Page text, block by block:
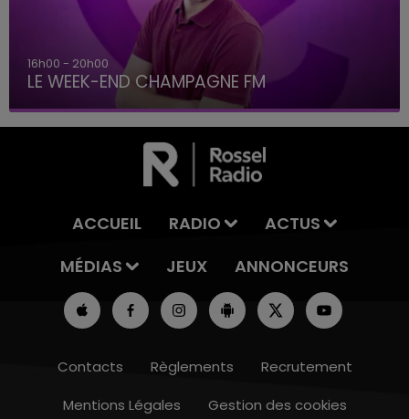
16h00 - 20h00
LE WEEK-END CHAMPAGNE FM
ACCUEIL RADIO
ACTUS
MÉDIAS
JEUX ANNONCEURS
Contacts Règlements
Recrutement
Mentions Légales
Gestion des cookies